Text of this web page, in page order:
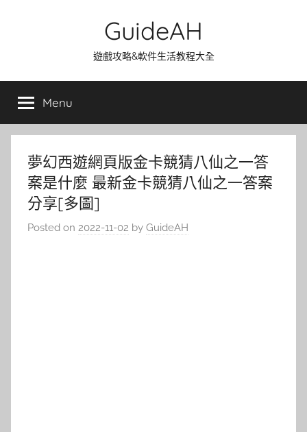
GuideAH
遊戲攻略&軟件生活教程大全
Menu
夢幻西遊網頁版金卡競猜八仙之一答
案是什麼 最新金卡競猜八仙之一答案
分享[多圖]
Posted on 2022-11-02 by GuideAH